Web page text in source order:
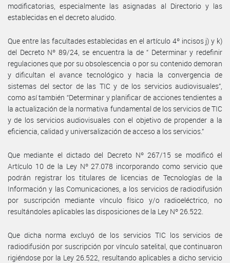
modificatorias, especialmente las asignadas al Directorio y las
establecidas en el decreto aludido.
Que entre las facultades establecidas en el artículo 4º incisos j) y k)
del Decreto Nº 89/24, se encuentra la de “ Determinar y redefinir
regulaciones que por su obsolescencia o por su contenido demoran
y dificultan el avance tecnológico y hacia la convergencia de
sistemas del sector de las TIC y de los servicios audiovisuales”,
como así también “Determinar y planificar de acciones tendientes a
la actualización de la normativa fundamental de los servicios de TIC
y de los servicios audiovisuales con el objetivo de propender a la
eficiencia, calidad y universalización de acceso a los servicios.”
Que mediante el dictado del Decreto Nº 267/15 se modificó el
Artículo 10 de la Ley Nº 27.078 incorporando como servicio que
podrán registrar los titulares de licencias de Tecnologías de la
Información y las Comunicaciones, a los servicios de radiodifusión
por suscripción mediante vínculo físico y/o radioeléctrico, no
resultándoles aplicables las disposiciones de la Ley Nº 26.522.
Que dicha norma excluyó de los servicios TIC los servicios de
radiodifusión por suscripción por vínculo satelital, que continuaron
rigiéndose por la Ley 26.522, resultando aplicables a dicho servicio